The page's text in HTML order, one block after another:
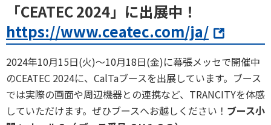
「CEATEC 2024」に出展中！
https://www.ceatec.com/ja/
2024年10月15日(火)～10月18日(金)に幕張メッセで開催中
のCEATEC 2024に、CalTaブースを出展しています。ブース
では実際の画面や周辺機器との連携など、TRANCITYを体感
していただけます。ぜひブースへお越しください！ ブース小